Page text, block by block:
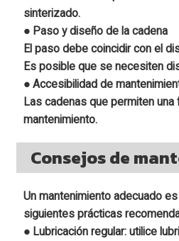
sinterizado.
● Paso y diseño de la cadena
El paso debe coincidir con el
Es posible que se necesiten
● Accesibilidad de
Las cadenas que permiten
mantenimiento.
Consejos de
Un mantenimiento adecuado
siguientes prácticas
● Lubricación regular: utilice